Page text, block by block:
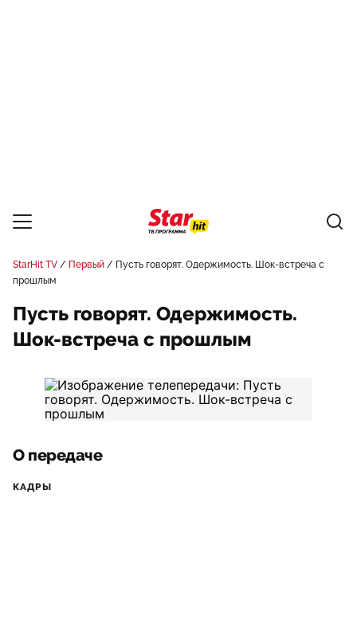
StarHit TV Первый
Пусть говорят. Одержимость. Шок-встреча с
прошлым
Пусть говорят. Одержимость.
Шок-встреча с прошлым
О передаче
КАДРЫ